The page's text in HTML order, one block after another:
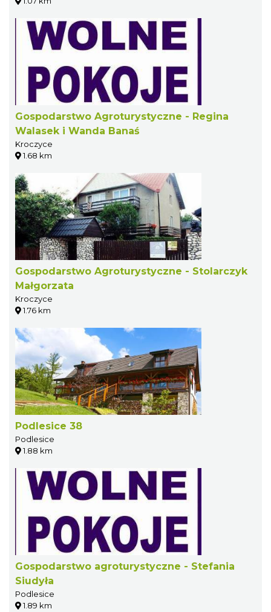
Gospodarstwo Agroturystyczne - Regina
Walasek i Wanda Banaś
Kroczyce
1.68 km
Gospodarstwo Agroturystyczne - Stolarczyk
Małgorzata
Kroczyce
1.76 km
Podlesice 38
Podlesice
1.88 km
Gospodarstwo agroturystyczne - Stefania
Siudyła
Podlesice
1.89 km